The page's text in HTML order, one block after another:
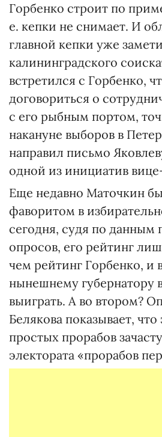
Горбенко строит по
е. кепки не снимает. И
главной кепки уже
калининградского
встретился с Горбенко,
договориться о
с его рыбным портом,
накануне выборов в
направил письмо
одной из инициатив
Еще недавно Маточкин
фаворитом в
сегодня, судя по данным
опросов, его рейтинг
чем рейтинг Горбенко, и
нынешнему губернатору
выиграть. А во втором?
Белякова показывает, что
простых прорабов
электората «прорабов